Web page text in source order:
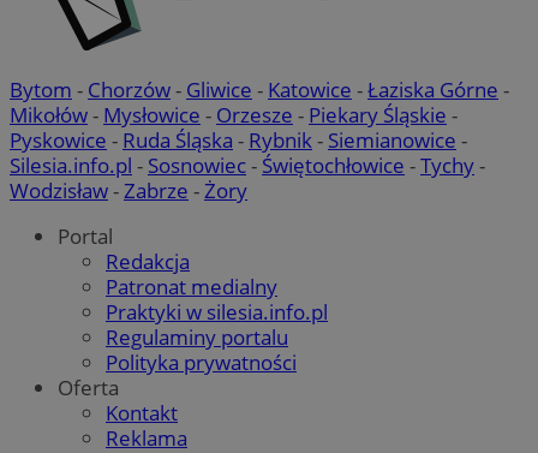
Bytom - Chorzów- Gliwice - Katowice -Łaziska Górne -
Mikołów- Mysłowice - Orzesze - Piekary Śląskie -
Pyskowice - Ruda Śląska - Rybnik- Siemianowice -
Silesia.info.pl - Sosnowiec- Świętochłowice -Tychy-
Wodzisław-Zabrze -Żory
Portal
Redakcja
Patronat medialny
Praktyki w silesia.info.pl
Regulaminy portalu
Polityka prywatności
Oferta
Kontakt
Reklama